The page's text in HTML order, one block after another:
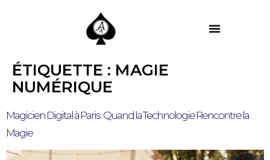
ÉTIQUETTE : MAGIE
NUMÉRIQUE
Magicien Digital à Paris : Quand la Technologie Rencontre la
Magie